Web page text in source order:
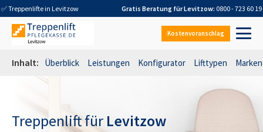
✅ Treppenlifte in Levitzow Gratis Beratung fürLevitzow: 0800 - 723 60 19
Kostenvoranschlag
Inhalt: Überblick Leistungen Konfigurator Lifttypen Marken
Treppenlift für Levitzow